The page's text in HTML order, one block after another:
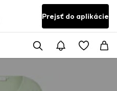
Prejsť do aplikácie